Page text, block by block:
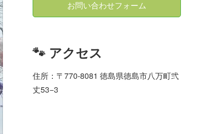
お問い合わせフォーム
🐾 アクセス
住所：〒770-8081 徳島県徳島市八万町弐
丈53−3